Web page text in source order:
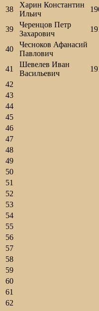
38
Харин Константин
Ильич
39
Черенцов Петр
Захарович
40
Чесноков Афанасий
Павлович
41
Шевелев Иван
Васильевич
42
43
44
45
46
47
48
49
50
51
52
53
54
55
56
57
58
59
60
61
62